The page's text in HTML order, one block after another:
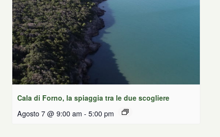
Cala di Forno, la spiaggia tra le due scogliere
Agosto 7 @ 9:00 am - 5:00 pm